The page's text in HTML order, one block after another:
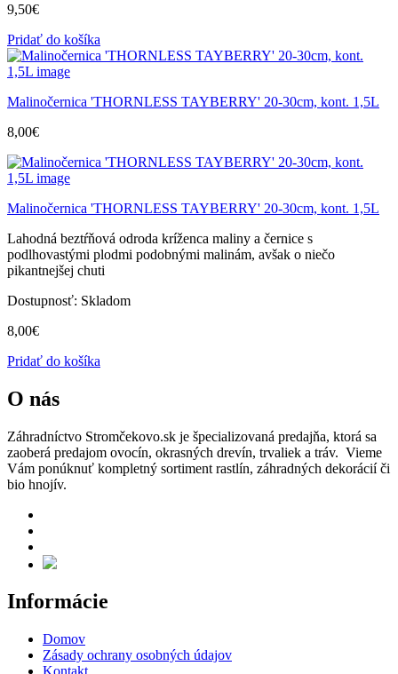
9,50€
Pridať do košíka
Malinočernica 'THORNLESS TAYBERRY' 20-30cm, kont. 1,5L
8,00€
Malinočernica 'THORNLESS TAYBERRY' 20-30cm, kont. 1,5L
Lahodná beztŕňová odroda kríženca maliny a černice s
podlhovastými plodmi podobnými malinám, avšak o niečo
pikantnejšej chuti
Dostupnosť: Skladom
8,00€
Pridať do košíka
O nás
Záhradníctvo Stromčekovo.sk je špecializovaná predajňa, ktorá sa
zaoberá predajom ovocín, okrasných drevín, trvaliek a tráv. Vieme
Vám ponúknuť kompletný sortiment rastlín, záhradných dekorácií či
bio hnojív.
Informácie
Domov
Zásady ochrany osobných údajov